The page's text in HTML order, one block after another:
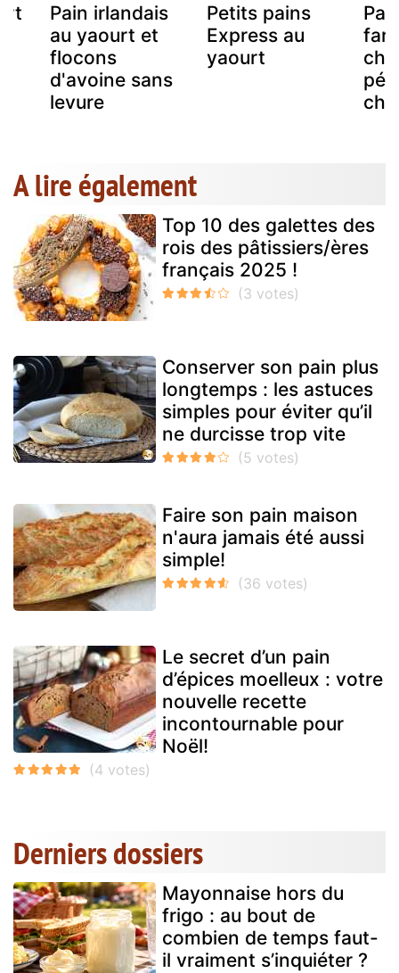
Pain irlandais
au yaourt et
flocons
d'avoine sans
levure
Petits pains
Express au
yaourt
A lire également
Top 10 des galettes des
rois des pâtissiers/ères
français 2025 !
Conserver son pain plus
longtemps : les astuces
simples pour éviter qu’il
ne durcisse trop vite
Faire son pain maison
n'aura jamais été aussi
simple!
Le secret d’un pain
d’épices moelleux : votre
nouvelle recette
incontournable pour
Noël!
Derniers dossiers
Mayonnaise hors du
frigo : au bout de
combien de temps faut-
il vraiment s’inquiéter ?